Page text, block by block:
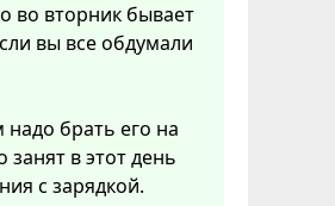
во вторник бывает
вы все обдумали
брать его на
занят в этот день
с зарядкой.